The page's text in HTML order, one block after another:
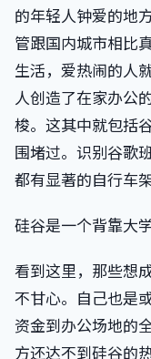
的年轻人钟爱的地
管跟国内城市相比
生活，爱热闹的人
人创造了在家办公
梭。这其中就包括
围堵过。识别谷歌
都有显著的自行车
硅谷是一个背靠大
看到这里，那些想
不甘心。自己也是
资金到办公场地的
方还达不到硅谷的